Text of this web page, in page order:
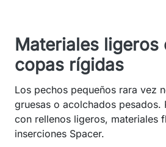
Materiales ligeros
copas rígidas
Los pechos pequeños rara vez
gruesas o acolchados pesados.
con rellenos ligeros, materiales
inserciones Spacer.